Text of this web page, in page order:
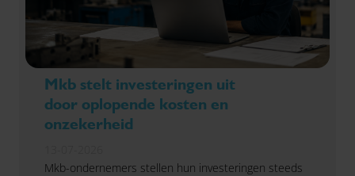
Mkb stelt investeringen uit
door oplopende kosten en
onzekerheid
Mkb-ondernemers stellen hun investeringen steeds